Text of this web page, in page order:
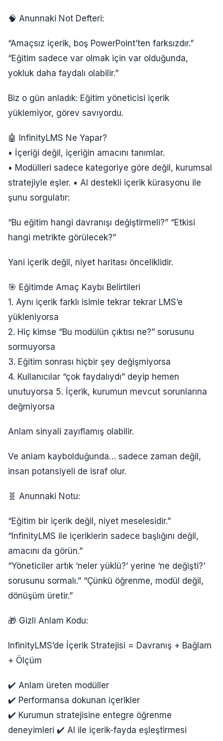
🧠 Anunnaki Not Defteri:
“Amaçsız içerik, boş PowerPoint’ten farksızdır.”
“Eğitim sadece var olmak için var olduğunda,
yokluk daha faydalı olabilir.”
Biz o gün anladık: Eğitim yöneticisi içerik
yüklemiyor, görev savıyordu.
🤖 InfinityLMS Ne Yapar?
• İçeriği değil, içeriğin amacını tanımlar.
• Modülleri sadece kategoriye göre değil, kurumsal
stratejiyle eşler. • AI destekli içerik kürasyonu ile
şunu sorgulatır:
“Bu eğitim hangi davranışı değiştirmeli?” “Etkisi
hangi metrikte görülecek?”
Yani içerik değil, niyet haritası önceliklidir.
🎯 Eğitimde Amaç Kaybı Belirtileri
1. Aynı içerik farklı isimle tekrar tekrar LMS’e
yükleniyorsa
2. Hiç kimse “Bu modülün çıktısı ne?” sorusunu
sormuyorsa
3. Eğitim sonrası hiçbir şey değişmiyorsa
4. Kullanıcılar “çok faydalıydı” deyip hemen
unutuyorsa 5. İçerik, kurumun mevcut sorunlarına
değmiyorsa
Anlam sinyali zayıflamış olabilir.
Ve anlam kaybolduğunda… sadece zaman değil,
insan potansiyeli de israf olur.
🧬 Anunnaki Notu:
“Eğitim bir içerik değil, niyet meselesidir.”
“InfinityLMS ile içeriklerin sadece başlığını değil,
amacını da görün.”
“Yöneticiler artık ‘neler yüklü?’ yerine ‘ne değişti?’
sorusunu sormalı.” “Çünkü öğrenme, modül değil,
dönüşüm üretir.”
🎁 Gizli Anlam Kodu:
InfinityLMS’de İçerik Stratejisi = Davranış + Bağlam
+ Ölçüm
✔️ Anlam üreten modüller
✔️ Performansa dokunan içerikler
✔️ Kurumun stratejisine entegre öğrenme
deneyimleri ✔️ AI ile içerik-fayda eşleştirmesi